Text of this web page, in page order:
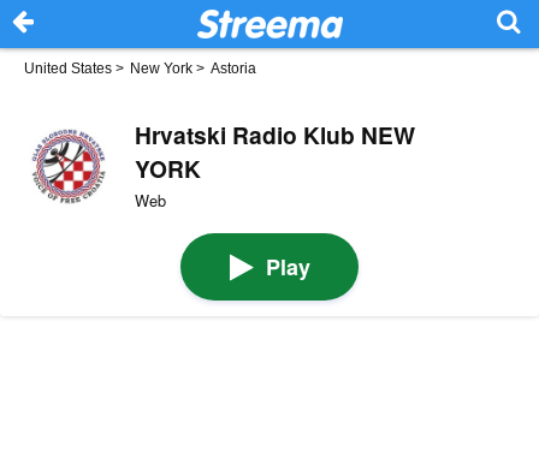
United States > New York > Astoria
Hrvatski Radio Klub NEW
YORK
Web
Play